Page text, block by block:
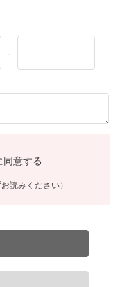
-
意する
読みください）